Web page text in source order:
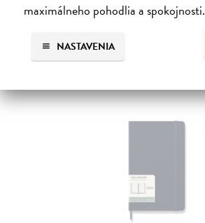
maximálneho pohodlia a spokojnosti.
NASTAVENIA
24,50 €